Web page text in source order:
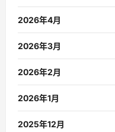
2026年4月
2026年3月
2026年2月
2026年1月
2025年12月